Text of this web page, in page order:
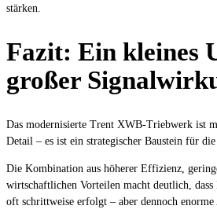
stärken.
Fazit: Ein kleines
großer
Das modernisierte Trent XWB-Triebwerk ist
Detail – es ist ein strategischer Baustein für
Die Kombination aus höherer Effizienz,
wirtschaftlichen Vorteilen macht deutlich,
oft schrittweise erfolgt – aber dennoch enorme